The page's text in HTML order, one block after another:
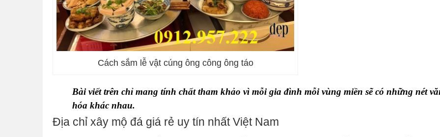
Cách sắm lễ vật cúng ông công ông táo
Bài viết trên chỉ mang tính chất tham khảo vì mỗi gia đình mỗi vùng miền sẽ có những nét
hóa khác nhau.
Địa chỉ xây mộ đá giá rẻ uy tín nhất Việt Nam